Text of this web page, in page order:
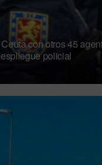
con otros 45
policial